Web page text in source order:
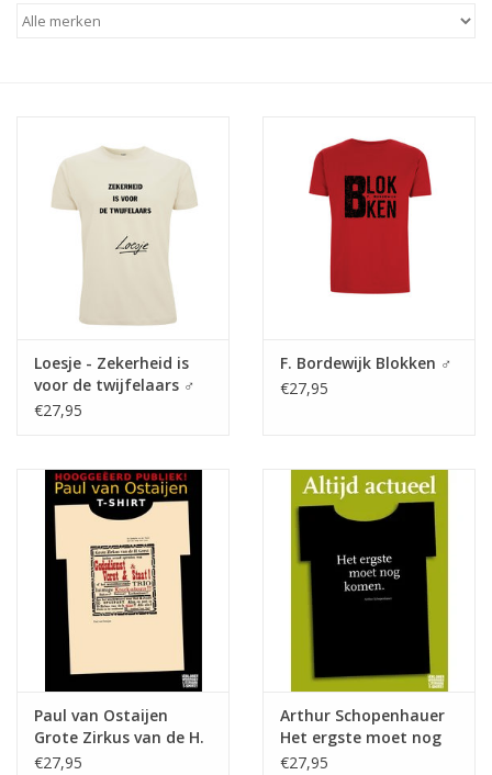
Loesje - Zekerheid is
voor de twijfelaars ♂
€27,95
F. Bordewijk Blokken ♂
€27,95
Paul van Ostaijen
Grote Zirkus van de H.
Geest ♂
€27,95
Arthur Schopenhauer
Het ergste moet nog
komen ♂
€27,95